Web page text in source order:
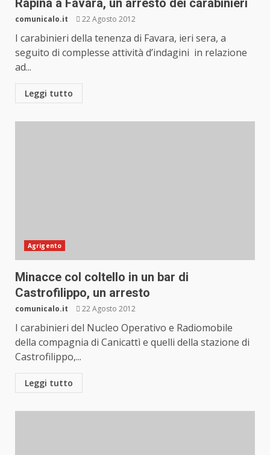
Rapina a Favara, un arresto dei carabinieri
comunicalo.it 22 Agosto 2012
I carabinieri della tenenza di Favara, ieri sera, a
seguito di complesse attività d’indagini in relazione
ad...
Leggi tutto
Agrigento
Minacce col coltello in un bar di
Castrofilippo, un arresto
comunicalo.it 22 Agosto 2012
I carabinieri del Nucleo Operativo e Radiomobile
della compagnia di Canicattì e quelli della stazione di
Castrofilippo,...
Leggi tutto